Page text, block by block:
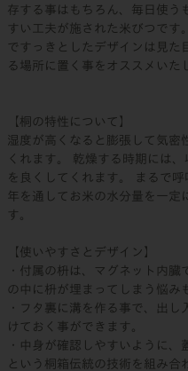
存する事はもちろん、毎日使う
すい工夫が施された米びつで
ですっきとしたデザインは見た
る場所に置く事をオススメいた
【桐の特性について】
湿度が高くなると膨張して気密
くれます。 乾燥する時期には
を良くしてくれます。 まるで
年を通してお米の水分量を一定
す。
【使いやすさとデザイン】
・付属の枡は、マグネット内
の中に枡が埋まってしまう悩み
・フタ裏に溝を作る事で、出し
けておく事ができます。
・中身が確認しやすいように
という桐箱伝統の技術を組み合